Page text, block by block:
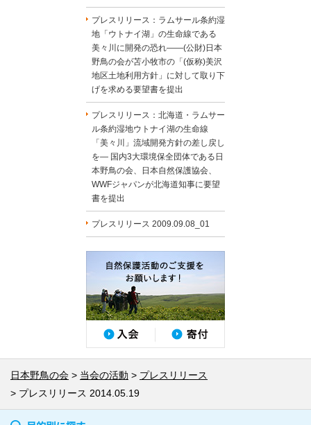
プレスリリース：ラムサール条約湿
地「ウトナイ湖」の生命線である
美々川に開発の恐れ――(公財)日本
野鳥の会が苫小牧市の「(仮称)美沢
地区土地利用方針」に対して取り下
げを求める要望書を提出
プレスリリース：北海道・ラムサー
ル条約湿地ウトナイ湖の生命線
「美々川」流域開発方針の差し戻し
を― 国内3大環境保全団体である日
本野鳥の会、日本自然保護協会、
WWFジャパンが北海道知事に要望
書を提出
プレスリリース 2009.09.08_01
日本野鳥の会 当会の活動
プレスリリース
プレスリリース 2014.05.19